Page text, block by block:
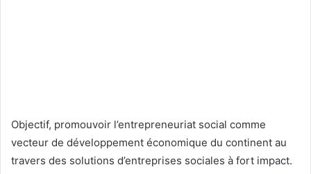
Objectif, promouvoir l’entrepreneuriat social comme
vecteur de développement économique du continent au
travers des solutions d’entreprises sociales à fort impact.